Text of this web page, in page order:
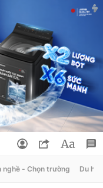
nghề - Chọn trường Du học